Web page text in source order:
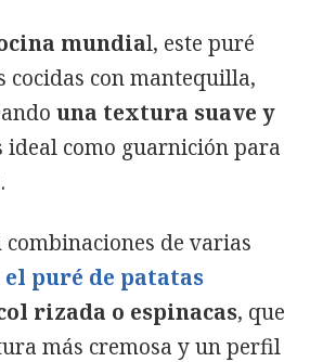
mundial, este puré
cocidas con mantequilla,
una textura suave y
ideal como guarnición para
combinaciones de varias
el puré de patatas
rizada o espinacas, que
más cremosa y un perfil